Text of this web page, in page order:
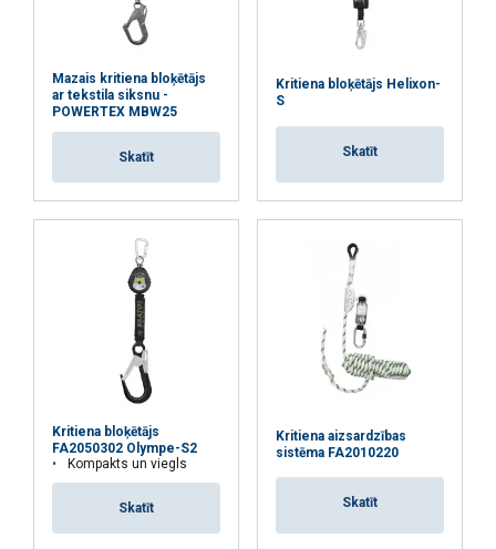
Mazais kritiena bloķētājs
ar tekstila siksnu -
POWERTEX MBW25
Skatīt
Kritiena bloķētājs Helixon-
S
Skatīt
Kritiena bloķētājs
FA2050302 Olympe-S2
Kompakts un viegls
Skatīt
Kritiena aizsardzības
sistēma FA2010220
Skatīt
PIEKRIST VISIEM
ATTEIKTIES NO VISIEM
RĀDĪT DETAĻAS